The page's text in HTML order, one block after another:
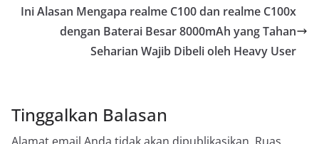
Ini Alasan Mengapa realme C100 dan realme C100x
dengan Baterai Besar 8000mAh yang Tahan
Seharian Wajib Dibeli oleh Heavy User
Tinggalkan Balasan
Alamat email Anda tidak akan dipublikasikan. Ruas